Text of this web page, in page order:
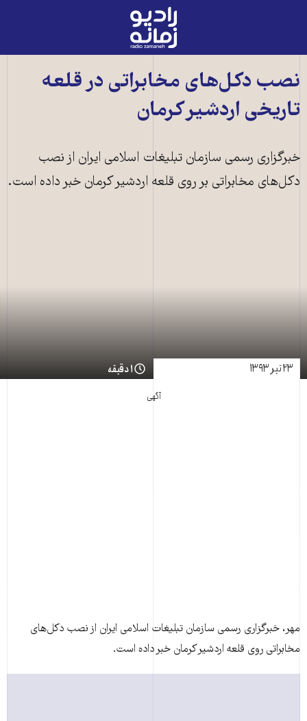
رادیو
زمانه
صفحه
اصلی
نصب دکل‌های مخابراتی در قلعه
تاریخی اردشير کرمان
خبرگزاری رسمی سازمان تبليغات اسلامی ايران از نصب
دکل‌های مخابراتی بر روی قلعه اردشير کرمان خبر داده است.
۲۳ تیر ۱۳۹۳ ۱ دقیقه
آگهی
مهر، خبرگزاری رسمی سازمان تبليغات اسلامی ايران از نصب دکل‌های
مخابراتی روی قلعه اردشير کرمان خبر داده است.